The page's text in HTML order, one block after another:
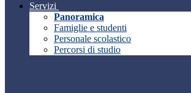
Servizi
Panoramica
Famiglie e studenti
Personale scolastico
Percorsi di studio